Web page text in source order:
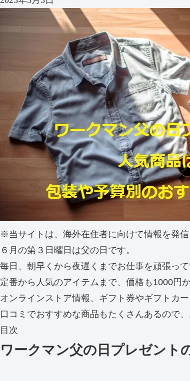
※当サイトは、海外在住者に向けて情報を発信
６月の第３日曜日は父の日です。
毎日、朝早くから夜遅くまでお仕事を頑張っ
定番から人気のアイテムまで、価格も1000円
オンラインストア情報、ギフト券やギフトカ
口コミでおすすめな商品もたくさんあるので
目次
ワークマン父の日プレゼント